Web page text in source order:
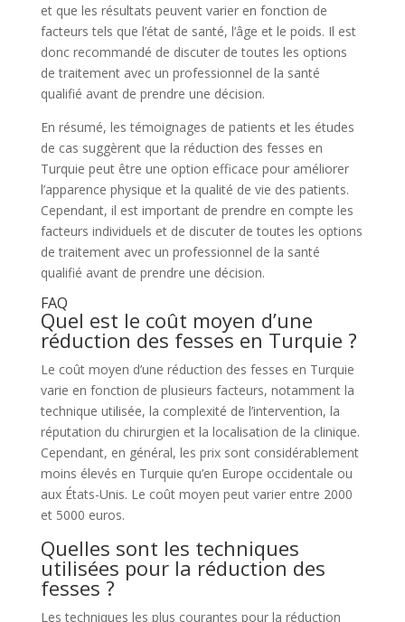
et que les résultats peuvent varier en fonction de
facteurs tels que l’état de santé, l’âge et le poids. Il est
donc recommandé de discuter de toutes les options
de traitement avec un professionnel de la santé
qualifié avant de prendre une décision.
En résumé, les témoignages de patients et les études
de cas suggèrent que la réduction des fesses en
Turquie peut être une option efficace pour améliorer
l’apparence physique et la qualité de vie des patients.
Cependant, il est important de prendre en compte les
facteurs individuels et de discuter de toutes les options
de traitement avec un professionnel de la santé
qualifié avant de prendre une décision.
FAQ
Quel est le coût moyen d’une
réduction des fesses en Turquie ?
Le coût moyen d’une réduction des fesses en Turquie
varie en fonction de plusieurs facteurs, notamment la
technique utilisée, la complexité de l’intervention, la
réputation du chirurgien et la localisation de la clinique.
Cependant, en général, les prix sont considérablement
moins élevés en Turquie qu’en Europe occidentale ou
aux États-Unis. Le coût moyen peut varier entre 2000
et 5000 euros.
Quelles sont les techniques
utilisées pour la réduction des
fesses ?
Les techniques les plus courantes pour la réduction